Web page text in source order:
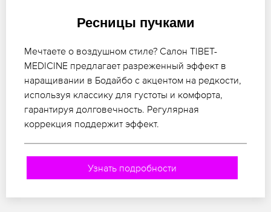
Ресницы пучками
Мечтаете о воздушном стиле? Салон TIBET-
MEDICINE предлагает разреженный эффект в
наращивании в Бодайбо с акцентом на редкости,
используя классику для густоты и комфорта,
гарантируя долговечность. Регулярная
коррекция поддержит эффект.
Узнать подробности